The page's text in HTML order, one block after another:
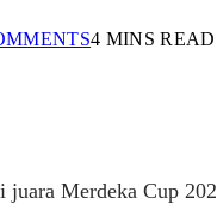
4 MINS READ
juara Merdeka Cup